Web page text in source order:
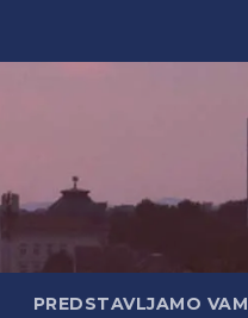
PREDSTAVLJAMO VAM